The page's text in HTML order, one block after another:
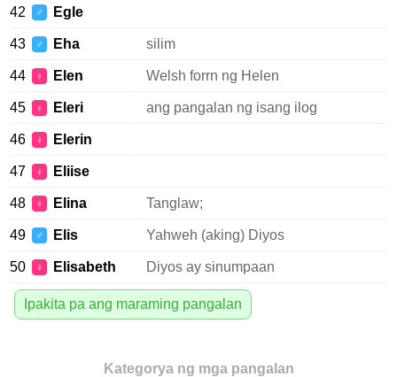
42 ♂ Egle
43 ♂ Eha silim
44 ♀ Elen Welsh forrn ng Helen
45 ♀ Eleri ang pangalan ng isang ilog
46 ♀ Elerin
47 ♀ Eliise
48 ♀ Elina Tanglaw;
49 ♂ Elis Yahweh (aking) Diyos
50 ♀ Elisabeth Diyos ay sinumpaan
Ipakita pa ang maraming pangalan
Kategorya ng mga pangalan